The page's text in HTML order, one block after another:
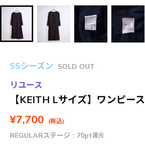
SSシーズン SOLD OUT
リユース
【KEITH Lサイズ】ワンピース
¥7,700 (税込)
REGULARステージ : 70pt還元